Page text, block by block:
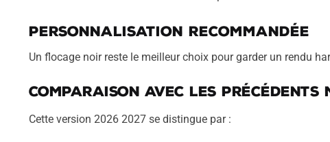
Personnalisation recommandée
Un flocage noir reste le meilleur choix pour garder un rendu
Comparaison avec les
Cette version 2026 2027 se distingue par :